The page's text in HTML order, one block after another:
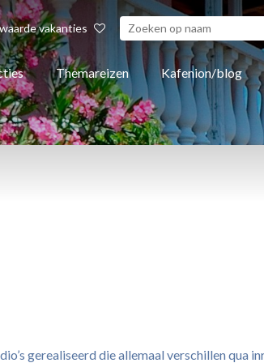
vakanties
Themareizen Kafenion/blog
gerealiseerd die allemaal verschillen qua